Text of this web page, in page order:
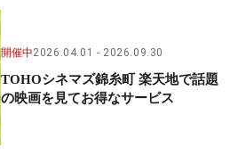
開催中2026.04.01 2026.09.30
TOHOシネマズ錦糸町 楽天地で話題
の映画を見てお得なサービス